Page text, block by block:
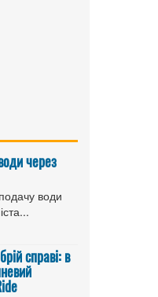
через
води
справі: в